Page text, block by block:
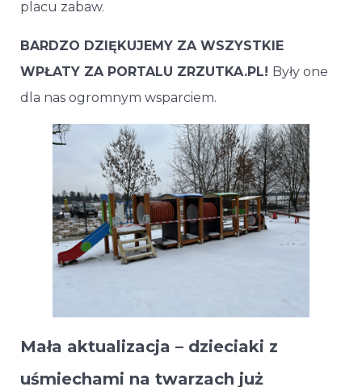
placu zabaw.
BARDZO DZIĘKUJEMY ZA WSZYSTKIE
WPŁATY ZA PORTALU ZRZUTKA.PL! Były one
dla nas ogromnym wsparciem.
Mała aktualizacja – dzieciaki z
uśmiechami na twarzach już